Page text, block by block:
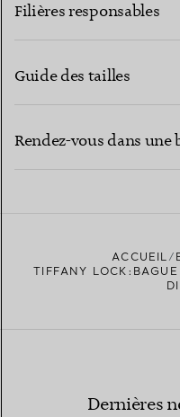
Filières responsables
Guide des tailles
Rendez-vous dans une
TROUVEZ LA BOUTIQUE LA
ACCUEIL
TIFFANY
Dernières